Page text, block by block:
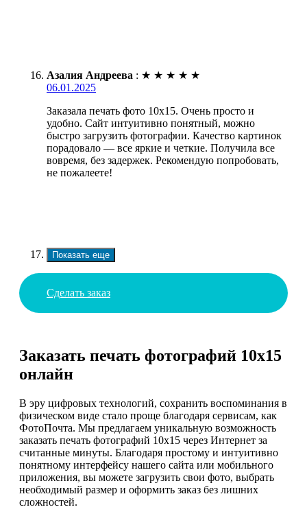
Азалия Андреева : ★ ★ ★ ★ ★
06.01.2025
Заказала печать фото 10х15. Очень просто и
удобно. Сайт интуитивно понятный, можно
быстро загрузить фотографии. Качество картинок
порадовало — все яркие и четкие. Получила все
вовремя, без задержек. Рекомендую попробовать,
не пожалеете!
Показать еще
Сделать заказ
Заказать печать фотографий 10х15
онлайн
В эру цифровых технологий, сохранить воспоминания в
физическом виде стало проще благодаря сервисам, как
ФотоПочта. Мы предлагаем уникальную возможность
заказать печать фотографий 10х15 через Интернет за
считанные минуты. Благодаря простому и интуитивно
понятному интерфейсу нашего сайта или мобильного
приложения, вы можете загрузить свои фото, выбрать
необходимый размер и оформить заказ без лишних
сложностей.